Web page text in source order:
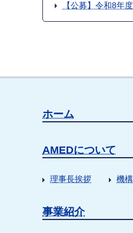
【公募】令和8年
ホーム
AMEDについて
理事長挨拶 機
事業紹介